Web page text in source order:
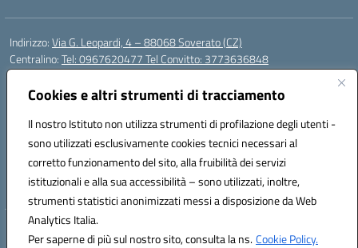
Cookies e altri strumenti di tracciamento
Il nostro Istituto non utilizza strumenti di profilazione degli utenti -
sono utilizzati esclusivamente cookies tecnici necessari al
corretto funzionamento del sito, alla fruibilità dei servizi
istituzionali e alla sua accessibilità – sono utilizzati, inoltre,
strumenti statistici anonimizzati messi a disposizione da Web
Analytics Italia.
Per saperne di più sul nostro sito, consulta la ns.Cookie Policy.
Indirizzo:Via G. Leopardi, 4 – 88068 Soverato (CZ)
Centralino:Tel: 0967620477 Tel Convitto: 3773636848
Email:
Posta elettronica certificata (PEC):czrh04000q@pec.istruzione.it
Codice fiscale: 84000690796
Codice meccanografico:CZRH04000Q
Codice Indice delle Pubbliche Amministrazioni (IPA): istsc_czrh04000q
Codice unico di fatturazione (CUF): UF9M13
Hosting & Powered by 3D Solution S.r.l.